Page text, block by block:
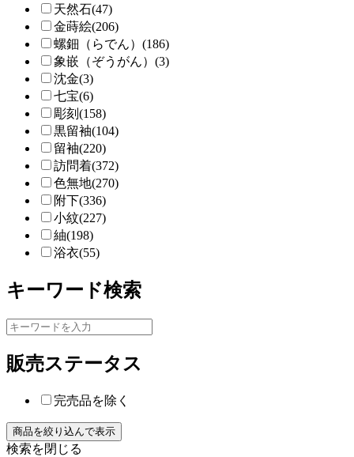
天然石(47)
金蒔絵(206)
螺鈿（らでん）(186)
象嵌（ぞうがん）(3)
沈金(3)
七宝(6)
彫刻(158)
黒留袖(104)
留袖(220)
訪問着(372)
色無地(270)
附下(336)
小紋(227)
紬(198)
浴衣(55)
キーワード検索
販売ステータス
完売品を除く
検索を閉じる